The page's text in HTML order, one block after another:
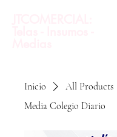
Inicio
All Products
Media Colegio Diario